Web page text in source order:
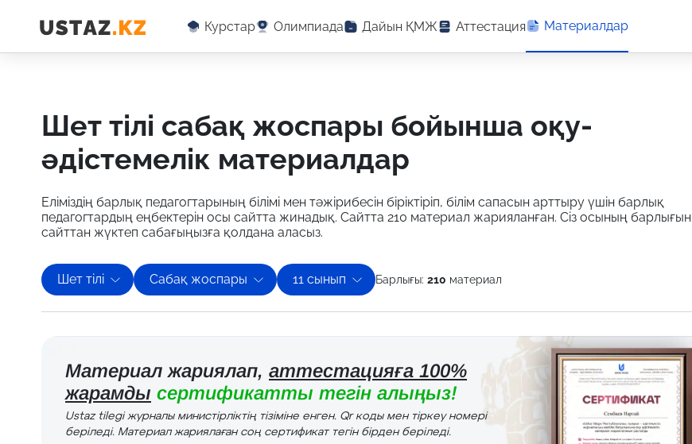
Курстар Олимпиада Дайын ҚМЖ Аттестация Материалдар
шет тілі сабақ жоспары бойынша оқу-
әдістемелік материалдар
Еліміздің барлық педагогтарының білімі мен тәжірибесін біріктіріп, білім сапасын арттыру үшін барлық
педагогтардың еңбектерін осы сайтта жинадық. Сайтта 210 материал жарияланған. Сіз осының барлығын
сайттан жүктеп сабағыңызға қолдана аласыз.
Шет тілі Сабақ жоспары 11 сынып Барлығы: 210 материал
Материал жариялап, аттестацияға 100%
жарамды сертификатты тегін алыңыз!
Ustaz tilegi журналы министірліктің тізіміне енген. Qr коды мен тіркеу номері
беріледі. Материал жариялаған соң сертификат тегін бірден беріледі.